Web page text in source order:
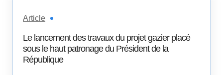
Article
Le lancement des travaux du projet gazier placé
sous le haut patronage du Président de la
République